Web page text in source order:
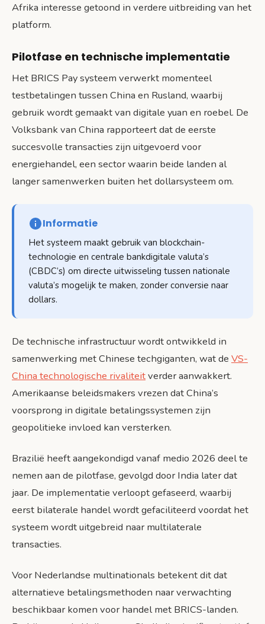
Afrika interesse getoond in verdere uitbreiding van het
platform.
Pilotfase en technische implementatie
Het BRICS Pay systeem verwerkt momenteel
testbetalingen tussen China en Rusland, waarbij
gebruik wordt gemaakt van digitale yuan en roebel. De
Volksbank van China rapporteert dat de eerste
succesvolle transacties zijn uitgevoerd voor
energiehandel, een sector waarin beide landen al
langer samenwerken buiten het dollarsysteem om.
Informatie
Het systeem maakt gebruik van blockchain-
technologie en centrale bankdigitale valuta’s
(CBDC’s) om directe uitwisseling tussen nationale
valuta’s mogelijk te maken, zonder conversie naar
dollars.
De technische infrastructuur wordt ontwikkeld in
samenwerking met Chinese techgiganten, wat de VS-
China technologische rivaliteitverder aanwakkert.
Amerikaanse beleidsmakers vrezen dat China’s
voorsprong in digitale betalingssystemen zijn
geopolitieke invloed kan versterken.
Brazilië heeft aangekondigd vanaf medio 2026 deel te
nemen aan de pilotfase, gevolgd door India later dat
jaar. De implementatie verloopt gefaseerd, waarbij
eerst bilaterale handel wordt gefaciliteerd voordat het
systeem wordt uitgebreid naar multilaterale
transacties.
Voor Nederlandse multinationals betekent dit dat
alternatieve betalingsmethoden naar verwachting
beschikbaar komen voor handel met BRICS-landen.